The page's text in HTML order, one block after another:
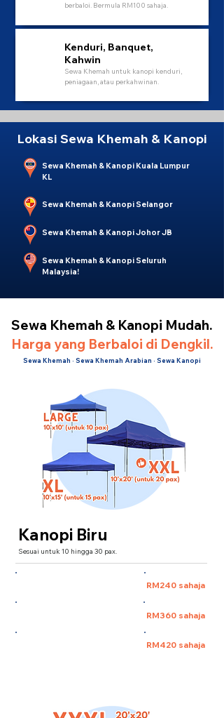
berbaloi. Bermula RM100 sahaja.
Kenduri, Banquet,
Kahwin
Sewa Khemah untuk kanopi kenduri,
peniagaan, atau perkahwinan.
Lokasi Sewa Khemah & Kanopi
Sewa Khemah & Kanopi Kuala Lumpur
KL
Sewa Khemah & Kanopi Selangor
Sewa Khemah & Kanopi Johor JB
Sewa Khemah & Kanopi Seluruh
Malaysia!
Sewa Khemah & Kanopi Mudah.
Harga yang Berbaloi di Dengkil.
Sewa Khemah · Sewa Khemah Arabian · Sewa Kanopi
Kanopi Biru
Sesuai untuk 10 hingga 30 pax.
RM240 sahaja
RM360 sahaja
RM420 sahaja